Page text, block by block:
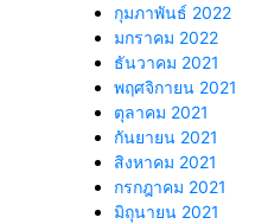
กุมภาพันธ์ 2022
มกราคม 2022
ธันวาคม 2021
พฤศจิกายน 2021
ตุลาคม 2021
กันยายน 2021
สิงหาคม 2021
กรกฎาคม 2021
มิถุนายน 2021